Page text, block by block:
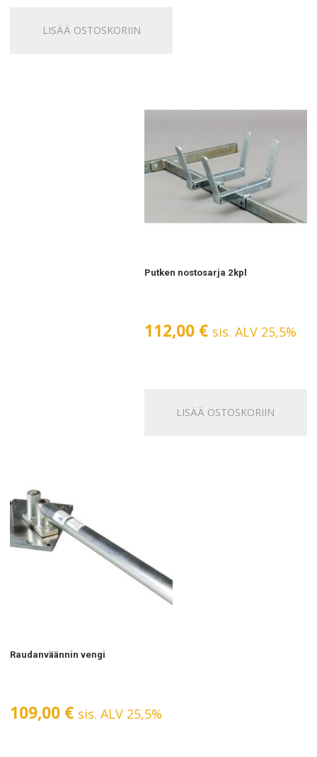
LISÄÄ OSTOSKORIIN
Putken nostosarja 2kpl
112,00 € sis. ALV 25,5%
LISÄÄ OSTOSKORIIN
Raudanväännin vengi
109,00 € sis. ALV 25,5%